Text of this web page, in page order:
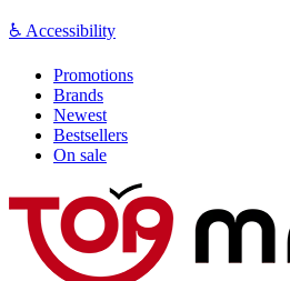
♿ Accessibility
Promotions
Brands
Newest
Bestsellers
On sale